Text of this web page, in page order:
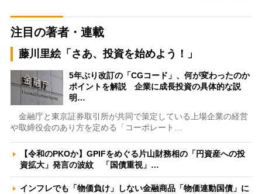
注目の著者・連載
藤川里絵「さあ、投資を始めよう！」
5年ぶり改訂の「CGコード」、何が変わったのか
ポイントを解説 企業に成長投資の具体的な説
明…
金融庁と東京証券取引所が共同で策定している上場企業の経営
や取締役会のあり方を定める「コーポレート…
【令和のPKOか】GPIFをめぐる片山財務相の「円資産への投
資拡大」発言の波紋 「国債重視」…
インフレでも「物価負け」しない金融商品「物価連動国債」に